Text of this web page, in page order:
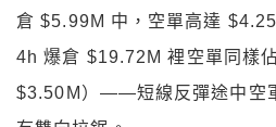
倉 $5.99M 中，空單高達
4h 爆倉 $19.72M 裡空單同樣
$3.50M）——短線反彈途中空